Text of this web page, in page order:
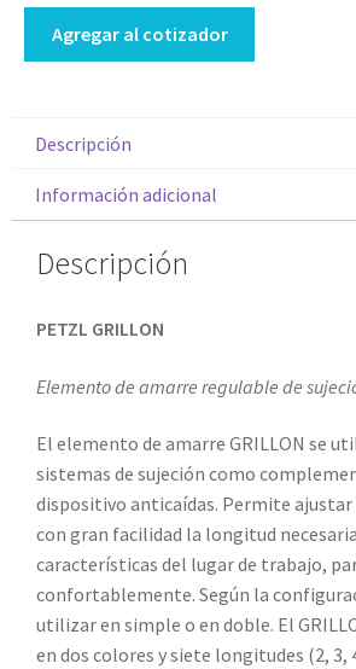
Agregar al cotizador
Descripción
Información adicional
Descripción
PETZL GRILLON
Elemento de amarre regulable de
El elemento de amarre GRILLON se
sistemas de sujeción como
dispositivo anticaídas. Permite ajustar
con gran facilidad la longitud
características del lugar de trabajo,
confortablemente. Según la
utilizar en simple o en doble. El
en dos colores y siete longitudes (2, 3,